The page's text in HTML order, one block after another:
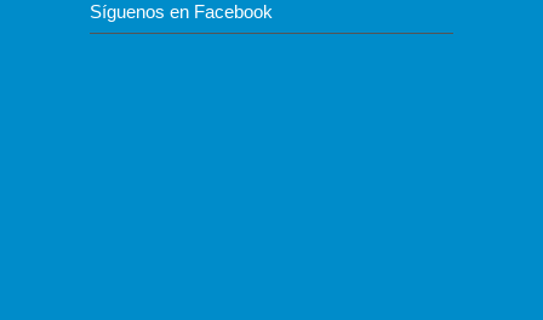
Síguenos en Facebook